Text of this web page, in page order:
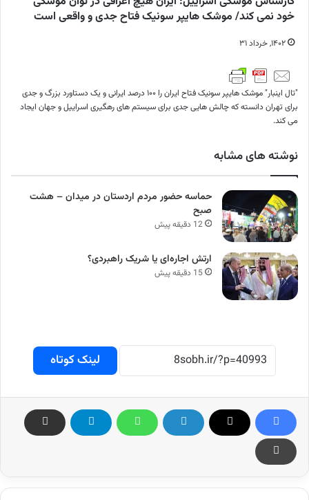
خود نمی کند/ موشک هایپر سونیک فتاح جدی و واقعی است
۱۴۰۲, خرداد ۳۱
"تال اینبار" موشک هایپر سونیک فتاح ایران را ۱۰۰ درصد ایرانی و یک دستاورد بزرگ و جدی
برای تهران دانسته که چالش هایی جدی برای سیستم های رهگیری اسراییل و جهان ایجاد
می کند.
نوشته های مشابه
حماسه حضور مردم اردستان در میدان – هشت
صبح
12 دقیقه پیش
ارتش اجاره‌ای یا شریک راهبردی؟
15 دقیقه پیش
لینک کوتاه